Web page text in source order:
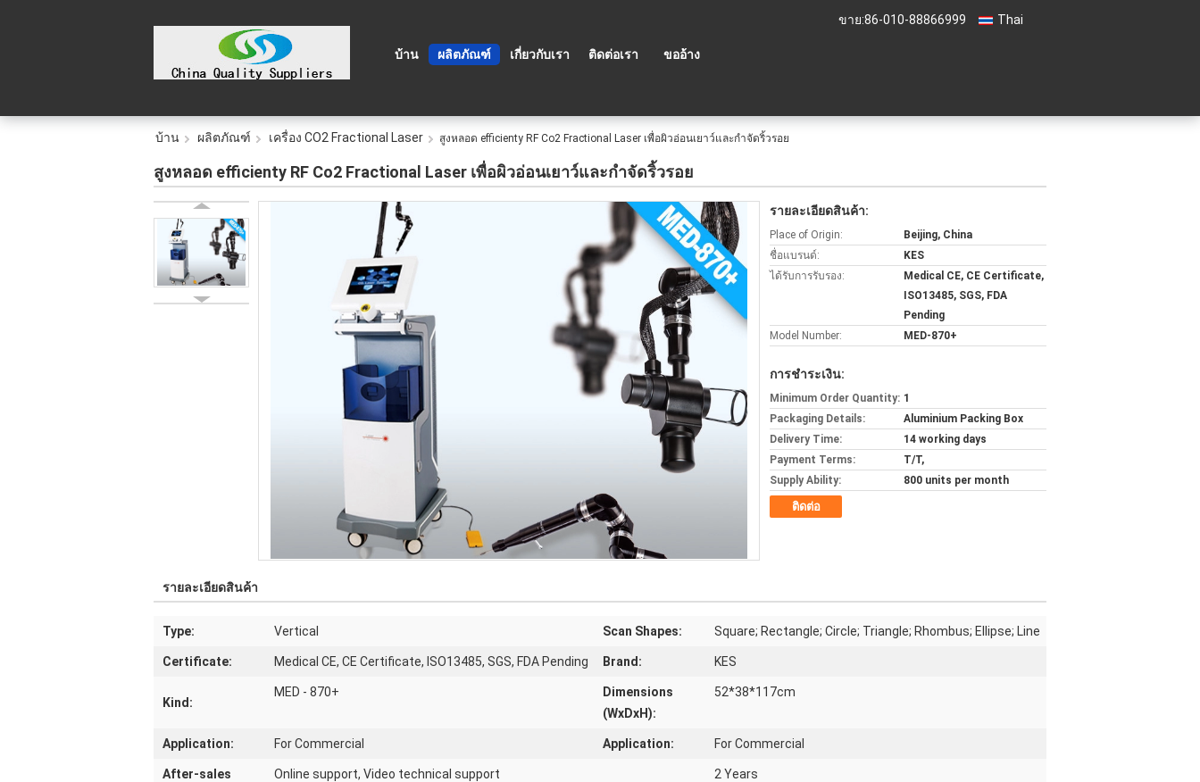
Thai
ขาย:86-010-88866999
บ้าน ผลิตภัณฑ์ เกี่ยวกับเรา ติดต่อเรา ขออ้าง
บ้าน ผลิตภัณฑ์ เครื่อง CO2 Fractional Laser สูงหลอด efficienty RF Co2 Fractional Laser เพื่อผิวอ่อนเยาว์และกำจัดริ้วรอย
สูงหลอด efficienty RF Co2 Fractional Laser เพื่อผิวอ่อนเยาว์และกำจัดริ้วรอย
รายละเอียดสินค้า:
Place of Origin:
Beijing, China
ชื่อแบรนด์:
KES
ได้รับการรับรอง:
Medical CE, CE Certificate,
ISO13485, SGS, FDA
Pending
Model Number:
MED-870+
การชำระเงิน:
Minimum Order Quantity: 1
Packaging Details:
Aluminium Packing Box
Delivery Time:
14 working days
Payment Terms:
T/T,
Supply Ability:
800 units per month
ติดต่อ
รายละเอียดสินค้า
Type: Vertical Scan Shapes: Square; Rectangle; Circle; Triangle; Rhombus; Ellipse; Line
Certificate: Medical CE, CE Certificate, ISO13485, SGS, FDA Pending Brand: KES
Kind:
MED - 870+
Dimensions
(WxDxH):
52*38*117cm
Application: For Commercial Application: For Commercial
After-sales
Online support, Video technical support
2 Years